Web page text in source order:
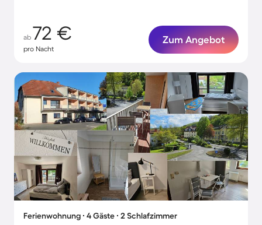
ab 72 €
pro Nacht
Zum Angebot
Ferienwohnung ∙ 4 Gäste ∙ 2 Schlafzimmer